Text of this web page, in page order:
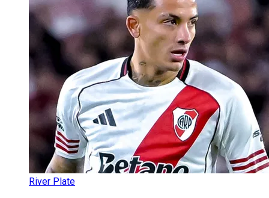
River Plate